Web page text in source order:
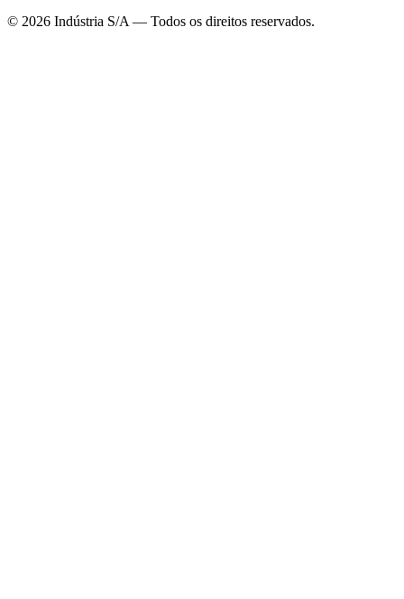
© 2026 Indústria S/A — Todos os direitos reservados.